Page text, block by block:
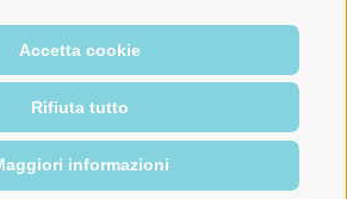
Accetta cookie
Rifiuta tutto
informazioni
diritti sono riservati |Cookies e Privacy